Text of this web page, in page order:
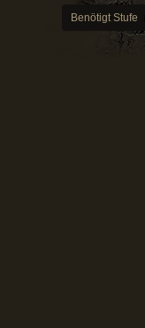
Benötigt Stufe